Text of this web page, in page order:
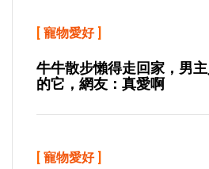
[ 寵物愛好]
牛牛散步懶得走回家，男
的它，網友：真愛啊
[ 寵物愛好]